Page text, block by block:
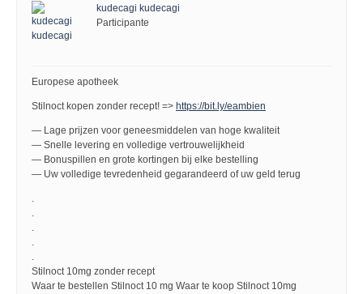
kudecagi kudecagi
Participante
Europese apotheek
Stilnoct kopen zonder recept! => https://bit.ly/eambien
— Lage prijzen voor geneesmiddelen van hoge kwaliteit
— Snelle levering en volledige vertrouwelijkheid
— Bonuspillen en grote kortingen bij elke bestelling
— Uw volledige tevredenheid gegarandeerd of uw geld terug
.
.
.
.
.
Stilnoct 10mg zonder recept
Waar te bestellen Stilnoct 10 mg Waar te koop Stilnoct 10mg